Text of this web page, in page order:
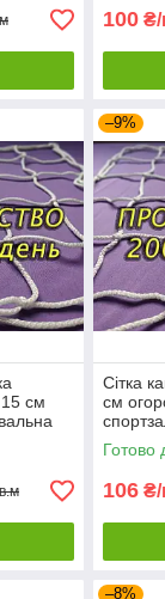
100 ₴/
см
–9%
Сітка
см
Готово
106 ₴/
–8%